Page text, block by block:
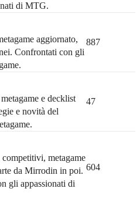
di MTG.
aggiornato,
Confrontati con gli
887
e decklist
e novità del
47
metagame
da Mirrodin in poi.
gli appassionati di
604